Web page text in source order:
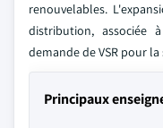
renouvelables.
distribution, associée
demande de VSR pour
Principaux